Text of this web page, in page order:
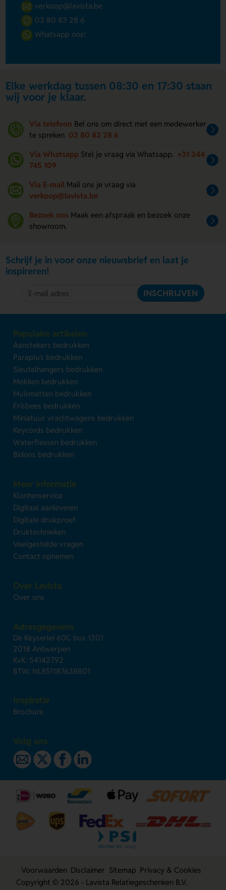
verkoop@lavista.be
03 80 83 28 6
Whatsapp ons!
Elke werkdag tussen 08:30 en 17:30 staan
wij voor je klaar.
Via telefoon Bel ons om direct met een medewerker
te spreken 03 80 83 28 6
Via Whatsapp Stel je vraag via Whatsapp. +31 344
745 109
Via E-mail Mail ons je vraag via
verkoop@lavista.be
Bezoek ons Maak een afspraak en bezoek onze
showroom.
Schrijf je in voor onze nieuwsbrief en laat je
inspireren!
INSCHRIJVEN
Populaire artikelen
Aanstekers bedrukken
Paraplu's bedrukken
Sleutelhangers bedrukken
Mokken bedrukken
Muismatten bedrukken
Frisbees bedrukken
Miniatuur vrachtwagens bedrukken
Keycords bedrukken
Waterflessen bedrukken
Bidons bedrukken
Meer informatie
Klantenservice
Digitaal aanleveren
Digitale drukproef
Druktechnieken
Veelgestelde vragen
Contact opnemen
Over Lavista
Over ons
Adresgegevens
De Keyserlei 60C bus 1301
2018 Antwerpen
KvK: 54142792
BTW: NL851187638B01
Inspiratie
Brochure
Volg ons
Voorwaarden Disclaimer Sitemap Privacy & Cookies
Copyright © 2026 - Lavista Relatiegeschenken B.V.